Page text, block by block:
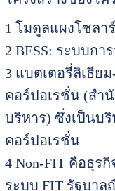
1 โมดูลแผงโซลา
2 BESS: ระบบกา
3 แบตเตอรี่ลิเธีย
คอร์ปอเรชั่น (สำ
บริหาร) ซึ่งเป็นบ
คอร์ปอเรชั่น
4 Non-FIT คือธุร
ระบบ FIT รัฐบา